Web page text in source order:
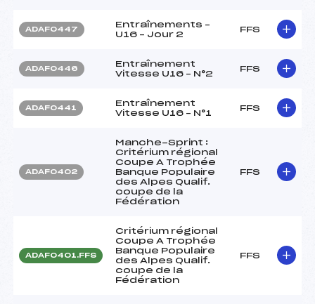
ADAF0447
Entraînements –
U16 – Jour 2
FFS
ADAF0446
Entraînement
Vitesse U16 – N°2
FFS
ADAF0441
Entraînement
Vitesse U16 – N°1
FFS
ADAF0402
Manche-Sprint :
Critérium régional
Coupe A Trophée
Banque Populaire
des Alpes Qualif.
coupe de la
Fédération
FFS
ADAF0401.FFS
Critérium régional
Coupe A Trophée
Banque Populaire
des Alpes Qualif.
coupe de la
Fédération
FFS